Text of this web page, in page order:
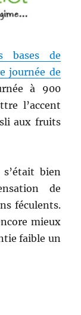
bases de
journée de
à 900
l’accent
aux fruits
bien
de
féculents.
mieux
faible un